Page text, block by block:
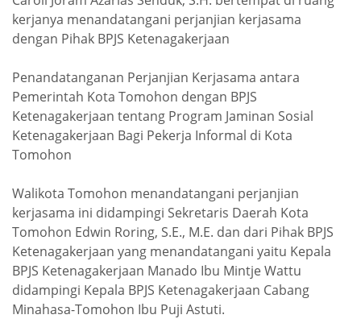
kerjanya menandatangani perjanjian kerjasama
dengan Pihak BPJS Ketenagakerjaan
Penandatanganan Perjanjian Kerjasama antara
Pemerintah Kota Tomohon dengan BPJS
Ketenagakerjaan tentang Program Jaminan Sosial
Ketenagakerjaan Bagi Pekerja Informal di Kota
Tomohon
Walikota Tomohon menandatangani perjanjian
kerjasama ini didampingi Sekretaris Daerah Kota
Tomohon Edwin Roring, S.E., M.E. dan dari Pihak BPJS
Ketenagakerjaan yang menandatangani yaitu Kepala
BPJS Ketenagakerjaan Manado Ibu Mintje Wattu
didampingi Kepala BPJS Ketenagakerjaan Cabang
Minahasa-Tomohon Ibu Puji Astuti.